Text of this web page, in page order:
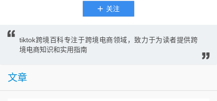
关注
tiktok跨境百科专注于跨境电商领域，致力于为读者提供跨
境电商知识和实用指南
文章